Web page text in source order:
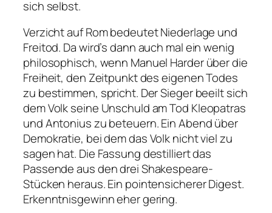
sich selbst.
Verzicht auf Rom bedeutet Niederlage und
Freitod. Da wird’s dann auch mal ein wenig
philosophisch, wenn Manuel Harder über die
Freiheit, den Zeitpunkt des eigenen Todes
zu bestimmen, spricht. Der Sieger beeilt sich
dem Volk seine Unschuld am Tod Kleopatras
und Antonius zu beteuern. Ein Abend über
Demokratie, bei dem das Volk nicht viel zu
sagen hat. Die Fassung destilliert das
Passende aus den drei Shakespeare-
Stücken heraus. Ein pointensicherer Digest.
Erkenntnisgewinn eher gering.